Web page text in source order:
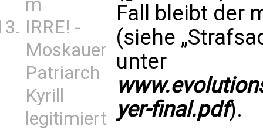
m
IRRE! -
Moskauer
Patriarch
Kyrill
legitimiert
Fall bleibt der
(siehe
unter
yer-final.pdf).